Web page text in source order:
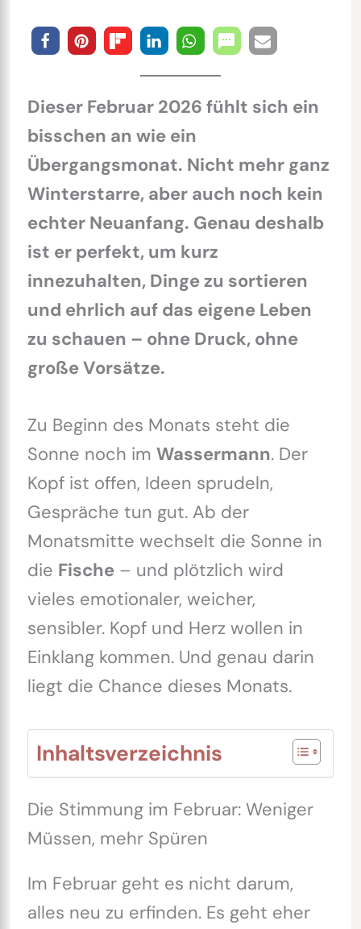
Dieser Februar 2026 fühlt sich ein
bisschen an wie ein
Übergangsmonat. Nicht mehr ganz
Winterstarre, aber auch noch kein
echter Neuanfang. Genau deshalb
ist er perfekt, um kurz
innezuhalten, Dinge zu sortieren
und ehrlich auf das eigene Leben
zu schauen – ohne Druck, ohne
große Vorsätze.
Zu Beginn des Monats steht die
Sonne noch im Wassermann. Der
Kopf ist offen, Ideen sprudeln,
Gespräche tun gut. Ab der
Monatsmitte wechselt die Sonne in
die Fische– und plötzlich wird
vieles emotionaler, weicher,
sensibler. Kopf und Herz wollen in
Einklang kommen. Und genau darin
liegt die Chance dieses Monats.
Inhaltsverzeichnis
Die Stimmung im Februar: Weniger
Müssen, mehr Spüren
Im Februar geht es nicht darum,
alles neu zu erfinden. Es geht eher